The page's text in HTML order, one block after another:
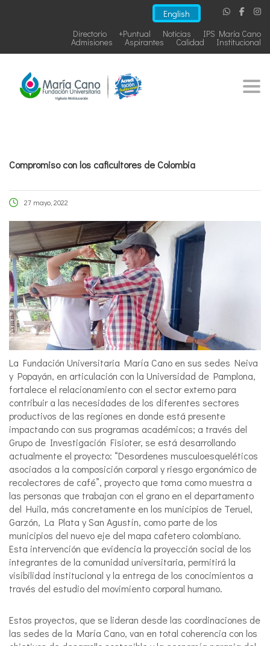
English
IPS María Cano
Noticias
+Puntual
Directorio
Institucional
Calidad
Aspirantes
Admisiones
Compromiso con los caficultores de Colombia
27 mayo, 2022
La Fundación Universitaria María Cano en sus sedes Neiva
y Popayán, en articulación con la Universidad de Pamplona,
fortalece el relacionamiento con el sector externo para
contribuir a las necesidades de los diferentes sectores
productivos de las regiones en donde está presente
impactando con sus programas académicos; a través del
Grupo de Investigación Fisioter, se está desarrollando
actualmente el proyecto: “Desordenes musculoesqueléticos
asociados a la composición corporal y riesgo ergonómico de
recolectores de café”, proyecto que toma como muestra a
las personas que trabajan con el grano en el departamento
del Huila, más concretamente en los municipios de Teruel,
Garzón, La Plata y San Agustín, como parte de los
municipios del nuevo eje del mapa cafetero colombiano.
Esta intervención que evidencia la proyección social de los
integrantes de la comunidad universitaria, permitirá la
visibilidad institucional y la entrega de los conocimientos a
través del estudio del movimiento corporal humano.
Estos proyectos, que se lideran desde las coordinaciones de
las sedes de la María Cano, van en total coherencia con los